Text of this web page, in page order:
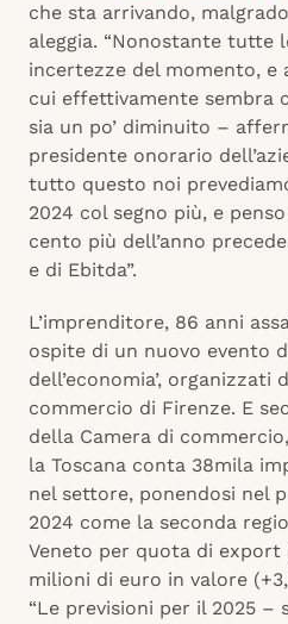
che sta arrivando,
aleggia. “Nonostante tutte
incertezze del momento, e
cui effettivamente sembra
sia un po’ diminuito –
presidente onorario
tutto questo noi
2024 col segno più, e
cento più dell’anno
e di Ebitda”.
L’imprenditore, 86 anni
ospite di un nuovo evento
dell’economia’, organizzati
commercio di Firenze. E
della Camera di
la Toscana conta 38mila
nel settore, ponendosi nel
2024 come la seconda
Veneto per quota di export
milioni di euro in valore
“Le previsioni per il 2025 –